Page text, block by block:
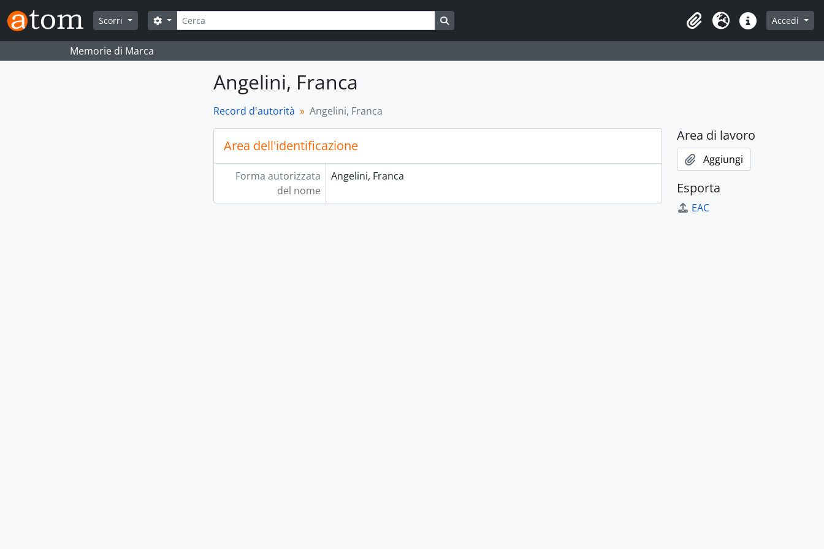
Skip to main content
Scorri
Cerca
Search options
Area di lavoro
Lingua Collegamenti veloci
Accedi
Memorie di Marca
Angelini, Franca
Record d'autorità Angelini, Franca
Area dell'identificazione
Forma autorizzata
del nome
Angelini, Franca
Area di lavoro
Aggiungi
Esporta
EAC